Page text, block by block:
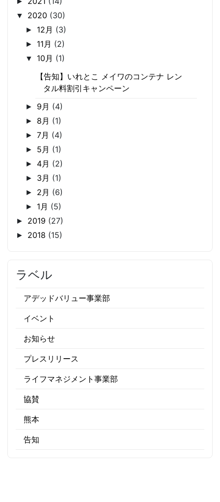
▼ 2020 (30)
► 12月 (3)
► 11月 (2)
▼ 10月 (1)
【告知】いれとこ メイワのコンテナ レン
タル料割引キャンペーン
► 9月 (4)
► 8月 (1)
►7月 (4)
► 5月 (1)
► 4月 (2)
► 3月 (1)
► 2月 (6)
► 1月 (5)
► 2019 (27)
► 2018 (15)
ラベル
アデッドバリュー事業部
イベント
お知らせ
プレスリリース
ライフマネジメント事業部
協賛
熊本
告知